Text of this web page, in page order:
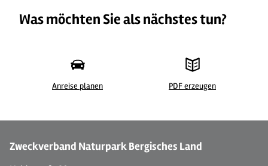
Was möchten Sie als nächstes tun?
Anreise planen PDF erzeugen
Zweckverband Naturpark Bergisches Land